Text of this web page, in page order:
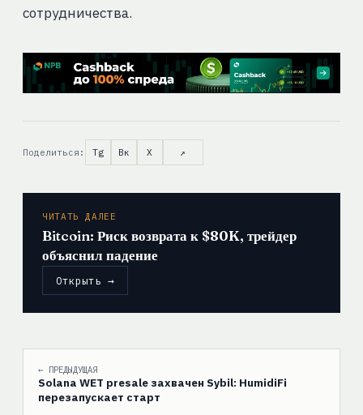
сотрудничества.
Поделиться: Tg Вк X ↗
ЧИТАТЬ ДАЛЕЕ
Bitcoin: Риск возврата к $80K, трейдер
объяснил падение
Открыть →
← ПРЕДЫДУЩАЯ
Solana WET presale захвачен Sybil: HumidiFi
перезапускает старт